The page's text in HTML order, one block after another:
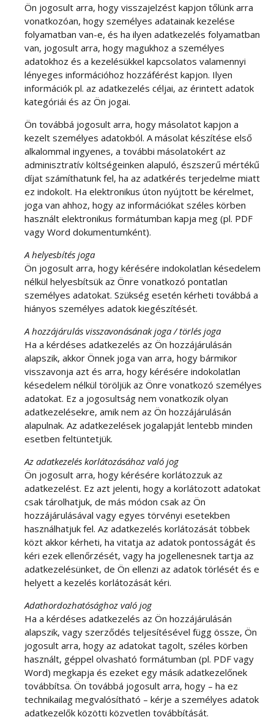
Ön jogosult arra, hogy visszajelzést kapjon tőlünk arra
vonatkozóan, hogy személyes adatainak kezelése
folyamatban van-e, és ha ilyen adatkezelés folyamatban
van, jogosult arra, hogy magukhoz a személyes
adatokhoz és a kezelésükkel kapcsolatos valamennyi
lényeges információhoz hozzáférést kapjon. Ilyen
információk pl. az adatkezelés céljai, az érintett adatok
kategóriái és az Ön jogai.
Ön továbbá jogosult arra, hogy másolatot kapjon a
kezelt személyes adatokból. A másolat készítése első
alkalommal ingyenes, a további másolatokért az
adminisztratív költségeinken alapuló, észszerű mértékű
díjat számíthatunk fel, ha az adatkérés terjedelme miatt
ez indokolt. Ha elektronikus úton nyújtott be kérelmet,
joga van ahhoz, hogy az információkat széles körben
használt elektronikus formátumban kapja meg (pl. PDF
vagy Word dokumentumként).
A helyesbítés joga
Ön jogosult arra, hogy kérésére indokolatlan késedelem
nélkül helyesbítsük az Önre vonatkozó pontatlan
személyes adatokat. Szükség esetén kérheti továbbá a
hiányos személyes adatok kiegészítését.
A hozzájárulás visszavonásának joga / törlés joga
Ha a kérdéses adatkezelés az Ön hozzájárulásán
alapszik, akkor Önnek joga van arra, hogy bármikor
visszavonja azt és arra, hogy kérésére indokolatlan
késedelem nélkül töröljük az Önre vonatkozó személyes
adatokat. Ez a jogosultság nem vonatkozik olyan
adatkezelésekre, amik nem az Ön hozzájárulásán
alapulnak. Az adatkezelések jogalapját lentebb minden
esetben feltüntetjük.
Az adatkezelés korlátozásához való jog
Ön jogosult arra, hogy kérésére korlátozzuk az
adatkezelést. Ez azt jelenti, hogy a korlátozott adatokat
csak tárolhatjuk, de más módon csak az Ön
hozzájárulásával vagy egyes törvényi esetekben
használhatjuk fel. Az adatkezelés korlátozását többek
közt akkor kérheti, ha vitatja az adatok pontosságát és
kéri ezek ellenőrzését, vagy ha jogellenesnek tartja az
adatkezelésünket, de Ön ellenzi az adatok törlését és e
helyett a kezelés korlátozását kéri.
Adathordozhatósághoz való jog
Ha a kérdéses adatkezelés az Ön hozzájárulásán
alapszik, vagy szerződés teljesítésével függ össze, Ön
jogosult arra, hogy az adatokat tagolt, széles körben
használt, géppel olvasható formátumban (pl. PDF vagy
Word) megkapja és ezeket egy másik adatkezelőnek
továbbítsa. Ön továbbá jogosult arra, hogy – ha ez
technikailag megvalósítható – kérje a személyes adatok
adatkezelők közötti közvetlen továbbítását.